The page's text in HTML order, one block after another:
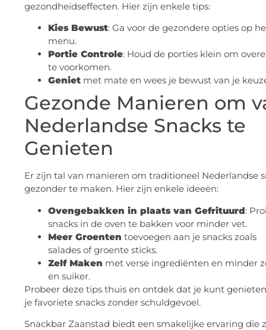
gezondheidseffecten. Hier zijn enkele tips:
Kies Bewust: Ga voor de gezondere opties op
menu.
Portie Controle: Houd de porties klein om
te voorkomen.
Geniet met mate en wees je bewust van je
Gezonde Manieren om
Nederlandse Snacks te
Genieten
Er zijn tal van manieren om traditioneel Nederlandse
gezonder te maken. Hier zijn enkele ideeën:
Ovengebakken in plaats van Gefrituurd:
snacks in de oven te bakken voor minder vet.
Meer Groenten toevoegen aan je snacks zoals
salades of groente sticks.
Zelf Maken met verse ingrediënten en minder
en suiker.
Probeer deze tips thuis en ontdek dat je kunt
je favoriete snacks zonder schuldgevoel.
Snackbar Zaanstad biedt een smakelijke ervaring die